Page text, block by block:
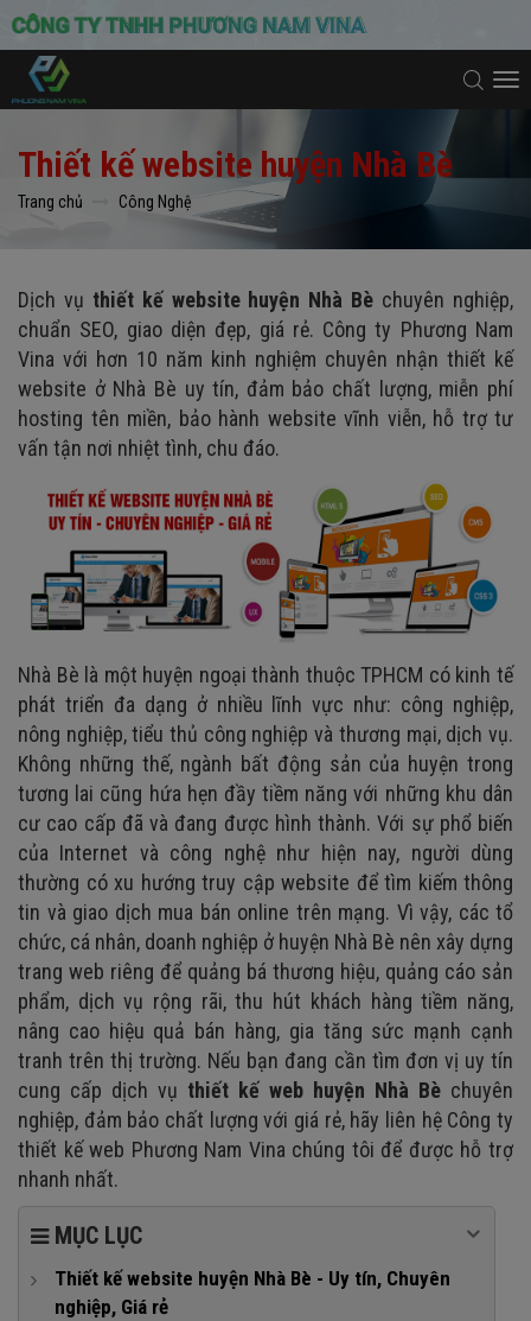
Thiết kế website huyện Nhà Bè
Trang chủ Công Nghệ
Dịch vụ thiết kế website huyện Nhà Bè chuyên nghiệp,
chuẩn SEO, giao diện đẹp, giá rẻ. Công ty Phương Nam
Vina với hơn 10 năm kinh nghiệm chuyên nhận thiết kế
website ở Nhà Bè uy tín, đảm bảo chất lượng, miễn phí
hosting tên miền, bảo hành website vĩnh viễn, hỗ trợ tư
vấn tận nơi nhiệt tình, chu đáo.
Nhà Bè là một huyện ngoại thành thuộc TPHCM có kinh tế
phát triển đa dạng ở nhiều lĩnh vực như: công nghiệp,
nông nghiệp, tiểu thủ công nghiệp và thương mại, dịch vụ.
Không những thế, ngành bất động sản của huyện trong
tương lai cũng hứa hẹn đầy tiềm năng với những khu dân
cư cao cấp đã và đang được hình thành. Với sự phổ biến
của Internet và công nghệ như hiện nay, người dùng
thường có xu hướng truy cập website để tìm kiếm thông
tin và giao dịch mua bán online trên mạng. Vì vậy, các tổ
chức, cá nhân, doanh nghiệp ở huyện Nhà Bè nên xây dựng
trang web riêng để quảng bá thương hiệu, quảng cáo sản
phẩm, dịch vụ rộng rãi, thu hút khách hàng tiềm năng,
nâng cao hiệu quả bán hàng, gia tăng sức mạnh cạnh
tranh trên thị trường. Nếu bạn đang cần tìm đơn vị uy tín
cung cấp dịch vụ thiết kế web huyện Nhà Bè chuyên
nghiệp, đảm bảo chất lượng với giá rẻ, hãy liên hệ Công ty
thiết kế web Phương Nam Vina chúng tôi để được hỗ trợ
nhanh nhất.
MỤC LỤC
Thiết kế website huyện Nhà Bè - Uy tín, Chuyên
nghiệp, Giá rẻ